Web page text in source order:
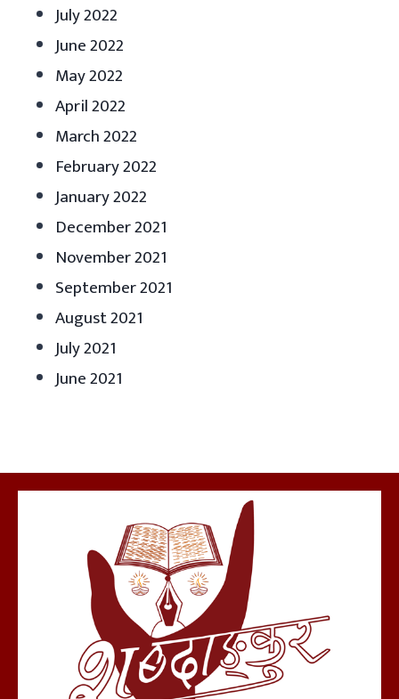
July 2022
June 2022
May 2022
April 2022
March 2022
February 2022
January 2022
December 2021
November 2021
September 2021
August 2021
July 2021
June 2021